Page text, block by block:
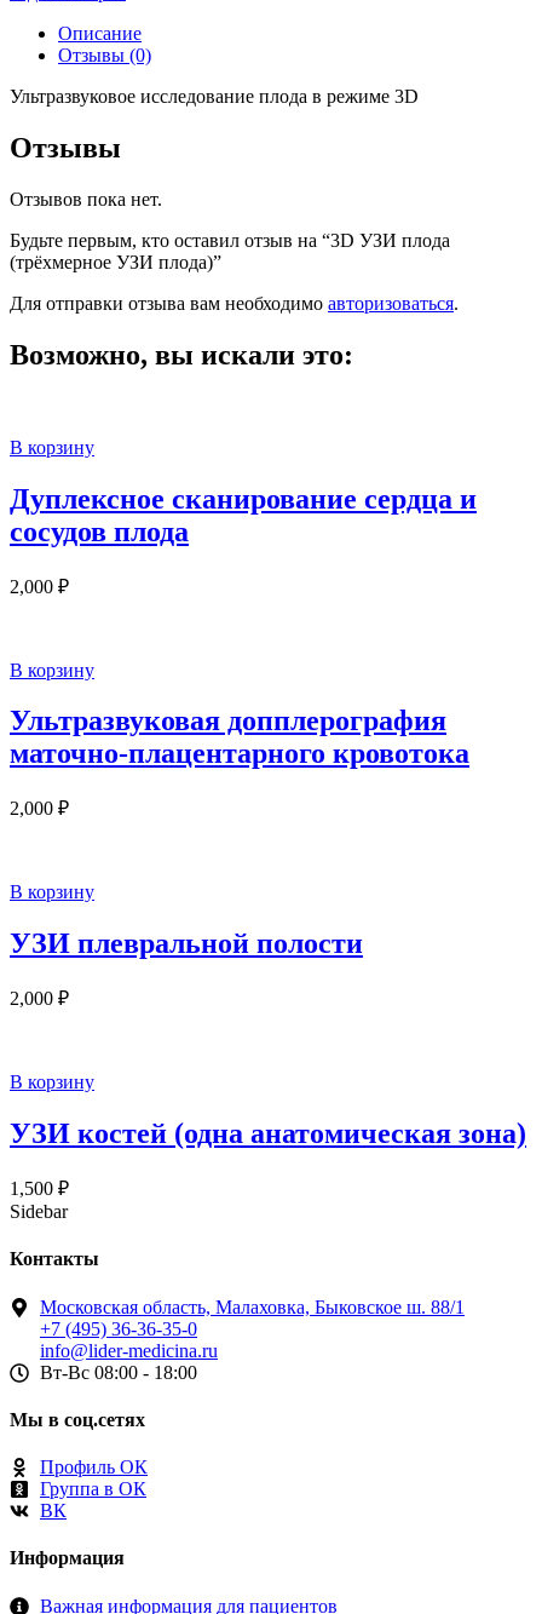
Описание
Отзывы (0)
Ультразвуковое исследование плода в режиме 3D
Отзывы
Отзывов пока нет.
Будьте первым, кто оставил отзыв на “3D УЗИ плода
(трёхмерное УЗИ плода)”
Для отправки отзыва вам необходимо авторизоваться.
Возможно, вы искали это:
В корзину
Дуплексное сканирование сердца и
сосудов плода
2,000 ₽
В корзину
Ультразвуковая допплерография
маточно-плацентарного кровотока
2,000 ₽
В корзину
УЗИ плевральной полости
2,000 ₽
В корзину
УЗИ костей (одна анатомическая зона)
1,500 ₽
Sidebar
Контакты
Московская область, Малаховка, Быковское ш. 88/1
+7 (495) 36-36-35-0
info@lider-medicina.ru
Вт-Вс 08:00 - 18:00
Мы в соц.сетях
Профиль ОК
Группа в ОК
ВК
Информация
Важная информация для пациентов